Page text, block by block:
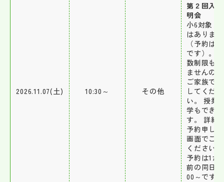
2026.11.07(土) 10:30～ その他
第２回入
明会
小6対象
はありま
（予約は
です）。
数制限も
ませんの
ご家族で
してくださ
い。 授業
学もできま
す。 詳細
予約申し
画面でご
ください。
予約は1か
前の同日9
00～です。